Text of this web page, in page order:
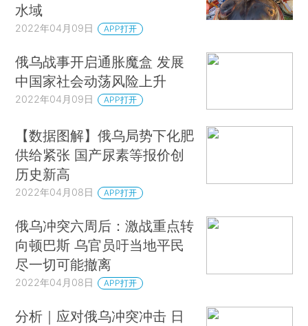
水域
2022年04月09日 APP打开
俄乌战事开启通胀魔盒 发展
中国家社会动荡风险上升
2022年04月09日 APP打开
【数据图解】俄乌局势下化肥
供给紧张 国产尿素等报价创
历史新高
2022年04月08日 APP打开
俄乌冲突六周后：激战重点转
向顿巴斯 乌官员吁当地平民
尽一切可能撤离
2022年04月08日 APP打开
分析｜应对俄乌冲突冲击 日